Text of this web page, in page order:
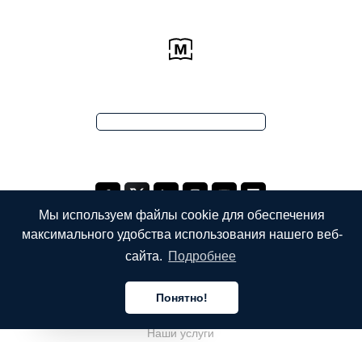
Мы используем файлы cookie для обеспечения
максимального удобства использования нашего веб-
сайта. Подробнее
Понятно!
О компании
Наши услуги
Русский